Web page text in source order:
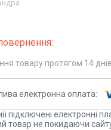
товару протягом 14 днів
підключені електронні
товар не покидаючи